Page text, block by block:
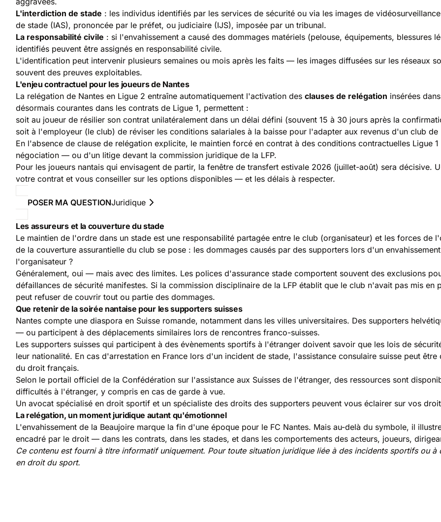
L'interdiction de stade : les individus identifiés par les services de sécurité ou via les images de
de stade (IAS), prononcée par le préfet, ou judiciaire (IJS), imposée par un tribunal.
La responsabilité civile : si l'envahissement a causé des dommages matériels (pelouse, équipements, blessures
identifiés peuvent être assignés en responsabilité civile.
L'identification peut intervenir plusieurs semaines ou mois après les faits — les images diffusées sur les réseaux
souvent des preuves exploitables.
L'enjeu contractuel pour les joueurs de Nantes
La relégation de Nantes en Ligue 2 entraîne automatiquement l'activation des clauses de relégation insérées
désormais courantes dans les contrats de Ligue 1, permettent :
soit au joueur de résilier son contrat unilatéralement dans un délai défini (souvent 15 à 30 jours après la
soit à l'employeur (le club) de réviser les conditions salariales à la baisse pour l'adapter aux revenus d'un club de
En l'absence de clause de relégation explicite, le maintien forcé en contrat à des conditions contractuelles Ligue
négociation — ou d'un litige devant la commission juridique de la LFP.
Pour les joueurs nantais qui envisagent de partir, la fenêtre de transfert estivale 2026 (juillet-août) sera décisive.
votre contrat et vous conseiller sur les options disponibles — et les délais à respecter.
POSER MA QUESTIONJuridique
Les assureurs et la couverture du stade
Le maintien de l'ordre dans un stade est une responsabilité partagée entre le club (organisateur) et les forces
de la couverture assurantielle du club se pose : les dommages causés par des supporters lors d'un
l'organisateur ?
Généralement, oui — mais avec des limites. Les polices d'assurance stade comportent souvent des exclusions
défaillances de sécurité manifestes. Si la commission disciplinaire de la LFP établit que le club n'avait pas mis
peut refuser de couvrir tout ou partie des dommages.
Que retenir de la soirée nantaise pour les supporters suisses
Nantes compte une diaspora en Suisse romande, notamment dans les villes universitaires. Des supporters
— ou participent à des déplacements similaires lors de rencontres franco-suisses.
Les supporters suisses qui participent à des évènements sportifs à l'étranger doivent savoir que les lois de
leur nationalité. En cas d'arrestation en France lors d'un incident de stade, l'assistance consulaire suisse peut
du droit français.
Selon le portail officiel de la Confédération sur l'assistance aux Suisses de l'étranger, des ressources sont
difficultés à l'étranger, y compris en cas de garde à vue.
Un avocat spécialisé en droit sportif et un spécialiste des droits des supporters peuvent vous éclairer sur vos
La relégation, un moment juridique autant qu'émotionnel
L'envahissement de la Beaujoire marque la fin d'une époque pour le FC Nantes. Mais au-delà du symbole, il
encadré par le droit — dans les contrats, dans les stades, et dans les comportements des acteurs, joueurs,
Ce contenu est fourni à titre informatif uniquement. Pour toute situation juridique liée à des incidents sportifs ou
en droit du sport.